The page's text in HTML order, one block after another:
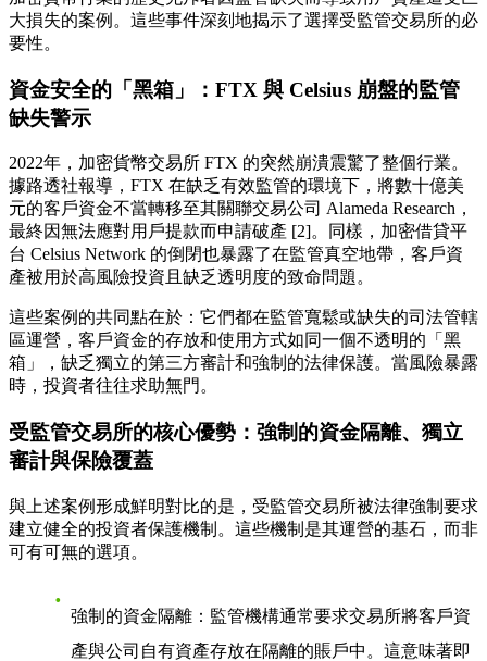
大損失的案例。這些事件深刻地揭示了選擇受監管交易所的必
要性。
資金安全的「黑箱」：FTX 與 Celsius 崩盤的監管
缺失警示
2022年，加密貨幣交易所 FTX 的突然崩潰震驚了整個行業。
據路透社報導，FTX 在缺乏有效監管的環境下，將數十億美
元的客戶資金不當轉移至其關聯交易公司 Alameda Research，
最終因無法應對用戶提款而申請破產 [2]。同樣，加密借貸平
台 Celsius Network 的倒閉也暴露了在監管真空地帶，客戶資
產被用於高風險投資且缺乏透明度的致命問題。
這些案例的共同點在於：它們都在監管寬鬆或缺失的司法管轄
區運營，客戶資金的存放和使用方式如同一個不透明的「黑
箱」，缺乏獨立的第三方審計和強制的法律保護。當風險暴露
時，投資者往往求助無門。
受監管交易所的核心優勢：強制的資金隔離、獨立
審計與保險覆蓋
與上述案例形成鮮明對比的是，受監管交易所被法律強制要求
建立健全的投資者保護機制。這些機制是其運營的基石，而非
可有可無的選項。
強制的資金隔離 ：監管機構通常要求交易所將客戶資
產與公司自有資產存放在隔離的賬戶中。這意味著即